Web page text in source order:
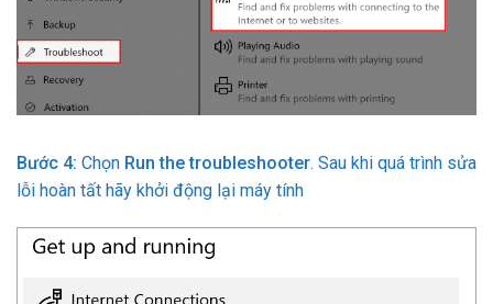
Bước 4: Chọn Run the troubleshooter. Sau khi quá trình sửa
lỗi hoàn tất hãy khởi động lại máy tính